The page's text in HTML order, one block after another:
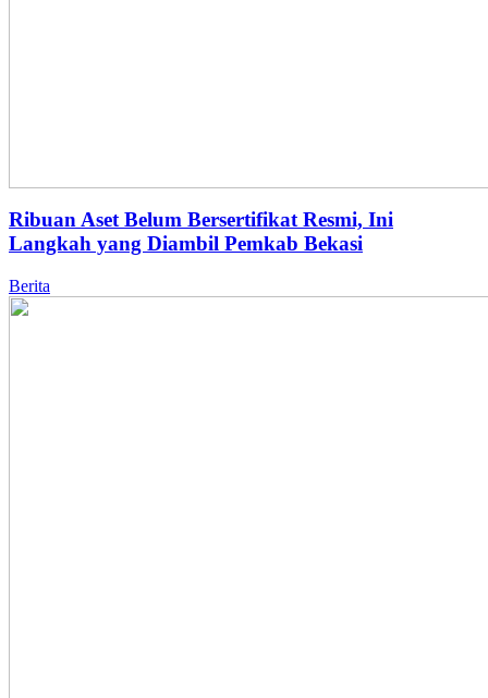
Ribuan Aset Belum Bersertifikat Resmi, Ini
Langkah yang Diambil Pemkab Bekasi
Berita